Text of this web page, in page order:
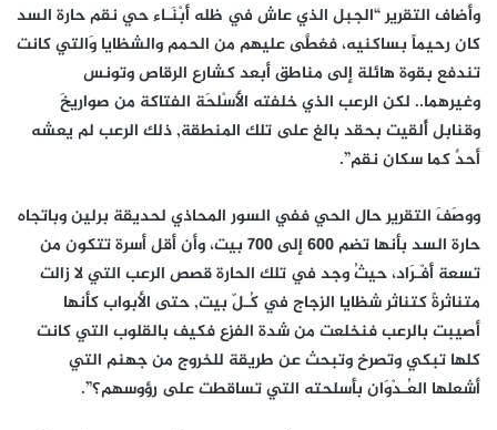
وأضاف التقرير “الجبل الذي عاش في ظله أَبْنَـاء حي نقم حارة السد
كان رحيماً بساكنيه، فغطَّى عليهم من الحمم والشظايا وَالتي كانت
تندفع بقوة هائلة إلى مناطق أبعد كشارع الرقاص وتونس
وغيرهما.. لكن الرعب الذي خلفته الأَسْلحَة الفتاكة من صواريخَ
وقنابل أُلقيت بحقد بالغ على تلك المنطقة, ذلك الرعب لم يعشه
أحدٌ كما سكان نقم”.
ووصَفَ التقرير حال الحي ففي السور المحاذي لحديقة برلين وباتجاه
حارة السد بأنها تضم 600 إلى 700 بيت، وأن أقل أسرة تتكون من
تسعة أَفْـرَاد، حيثُ وجد في تلك الحارة قصص الرعب التي لا زالت
متناثرةً كتناثر شظايا الزجاج في كُـلّ بيت, حتى الأبواب كأنها
أصيبت بالرعب فنخلعت من شدة الفزع فكيف بالقلوب التي كانت
كلها تبكي وتصرخ وتبحث عن طريقة للخروج من جهنم التي
أشعلها العُـدْوَان بأسلحته التي تساقطت على رؤوسهم؟”.